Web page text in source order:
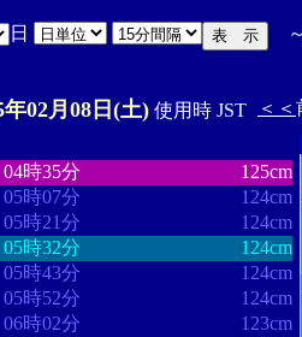
日 ～
年02月08日(土) 使用時 JST ＜＜
04時35分
125cm
05時07分
124cm
05時21分
124cm
05時32分
124cm
05時43分
124cm
05時52分
124cm
06時02分
123cm